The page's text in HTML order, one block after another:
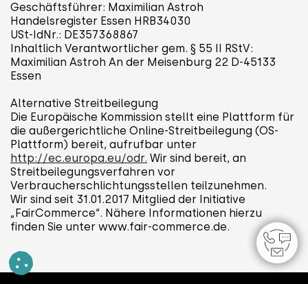
Geschäftsführer: Maximilian Astroh
Handelsregister Essen HRB34030
USt-IdNr.: DE357368867
Inhaltlich Verantwortlicher gem. § 55 II RStV:
Maximilian Astroh An der Meisenburg 22 D-45133
Essen
Alternative Streitbeilegung
Die Europäische Kommission stellt eine Plattform für
die außergerichtliche Online-Streitbeilegung (OS-
Plattform) bereit, aufrufbar unter
http://ec.europa.eu/odr. Wir sind bereit, an
Streitbeilegungsverfahren vor
Verbraucherschlichtungsstellen teilzunehmen.
Wir sind seit 31.01.2017 Mitglied der Initiative
„FairCommerce“. Nähere Informationen hierzu
finden Sie unter www.fair-commerce.de.